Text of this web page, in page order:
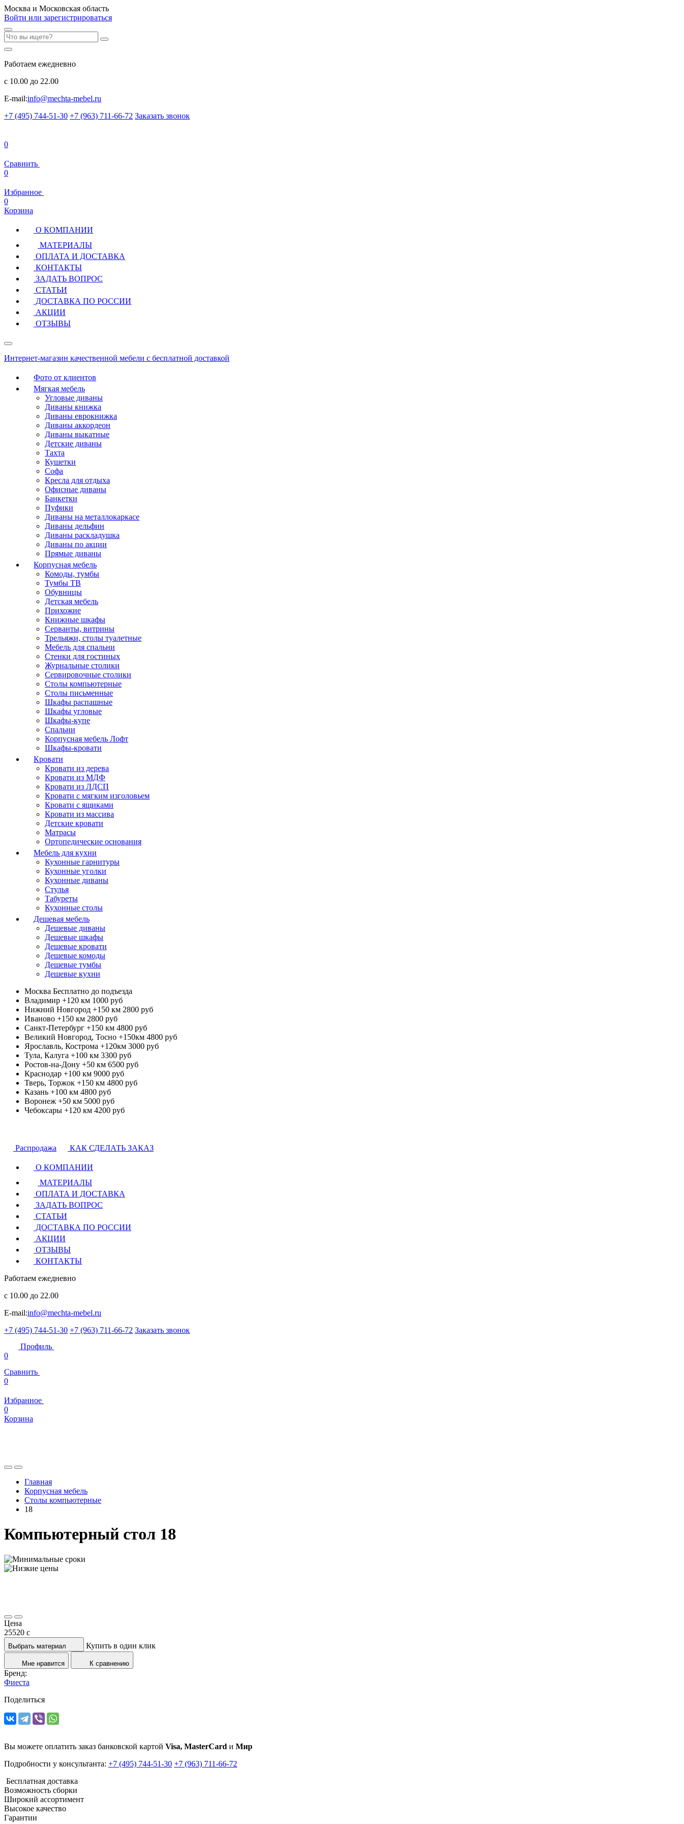
Москва и Московская область
Войти или зарегистрироваться
Работаем ежедневно
с 10.00 до 22.00
E-mail:info@mechta-mebel.ru
+7 (495) 744-51-30 +7 (963) 711-66-72 Заказать звонок
0
Сравнить
0
Избранное
0
Корзина
О КОМПАНИИ
МАТЕРИАЛЫ
ОПЛАТА И ДОСТАВКА
КОНТАКТЫ
ЗАДАТЬ ВОПРОС
СТАТЬИ
ДОСТАВКА ПО РОССИИ
АКЦИИ
ОТЗЫВЫ
Интернет-магазин качественной мебели с бесплатной доставкой
Фото от клиентов
Мягкая мебель
Угловые диваны
Диваны книжка
Диваны еврокнижка
Диваны аккордеон
Диваны выкатные
Детские диваны
Тахта
Кушетки
Софа
Кресла для отдыха
Офисные диваны
Банкетки
Пуфики
Диваны на металлокаркасе
Диваны дельфин
Диваны раскладушка
Диваны по акции
Прямые диваны
Корпусная мебель
Комоды, тумбы
Тумбы ТВ
Обувницы
Детская мебель
Прихожие
Книжные шкафы
Серванты, витрины
Трельяжи, столы туалетные
Мебель для спальни
Стенки для гостиных
Журнальные столики
Сервировочные столики
Столы компьютерные
Столы письменные
Шкафы распашные
Шкафы угловые
Шкафы-купе
Спальни
Корпусная мебель Лофт
Шкафы-кровати
Кровати
Кровати из дерева
Кровати из МДФ
Кровати из ЛДСП
Кровати с мягким изголовьем
Кровати с ящиками
Кровати из массива
Детские кровати
Матрасы
Ортопедические основания
Мебель для кухни
Кухонные гарнитуры
Кухонные уголки
Кухонные диваны
Стулья
Табуреты
Кухонные столы
Дешевая мебель
Дешевые диваны
Дешевые шкафы
Дешевые кровати
Дешевые комоды
Дешевые тумбы
Дешевые кухни
Москва Бесплатно до подъезда
Владимир +120 км 1000 руб
Нижний Новгород +150 км 2800 руб
Иваново +150 км 2800 руб
Санкт-Петербург +150 км 4800 руб
Великий Новгород, Тосно +150км 4800 руб
Ярославль, Кострома +120км 3000 руб
Тула, Калуга +100 км 3300 руб
Ростов-на-Дону +50 км 6500 руб
Краснодар +100 км 9000 руб
Тверь, Торжок +150 км 4800 руб
Казань +100 км 4800 руб
Воронеж +50 км 5000 руб
Чебоксары +120 км 4200 руб
Распродажа КАК СДЕЛАТЬ ЗАКАЗ
О КОМПАНИИ
МАТЕРИАЛЫ
ОПЛАТА И ДОСТАВКА
ЗАДАТЬ ВОПРОС
СТАТЬИ
ДОСТАВКА ПО РОССИИ
АКЦИИ
ОТЗЫВЫ
КОНТАКТЫ
Работаем ежедневно
с 10.00 до 22.00
E-mail:info@mechta-mebel.ru
+7 (495) 744-51-30 +7 (963) 711-66-72 Заказать звонок
Профиль
0
Сравнить
0
Избранное
0
Корзина
Главная
Корпусная мебель
Столы компьютерные
18
Компьютерный стол 18
Цена
25520 c
Выбрать материал Купить в один клик
Мне нравится К сравнению
Бренд:
Фиеста
Поделиться
Вы можете оплатить заказ банковской картой Visa, MasterCard и Мир
Подробности у консультанта: +7 (495) 744-51-30 +7 (963) 711-66-72
Бесплатная доставка
Возможность сборки
Широкий ассортимент
Высокое качество
Гарантии